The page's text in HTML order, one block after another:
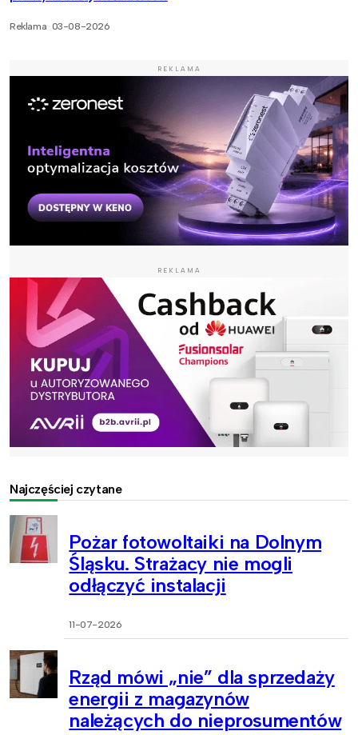
Reklama 03-08-2026
REKLAMA
REKLAMA
Najczęściej czytane
Pożar fotowoltaiki na Dolnym
Śląsku. Strażacy nie mogli
odłączyć instalacji
11-07-2026
Rząd mówi „nie” dla sprzedaży
energii z magazynów
należących do nieprosumentów